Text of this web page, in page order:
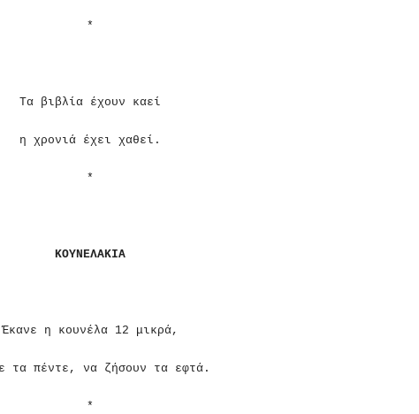
*
Τα βιβλία έχουν καεί
η χρονιά έχει χαθεί.
*
ΚΟΥΝΕΛΑΚΙΑ
Έκανε η κουνέλα 12 μικρά,
τα πέντε, να ζήσουν τα εφτά.
*